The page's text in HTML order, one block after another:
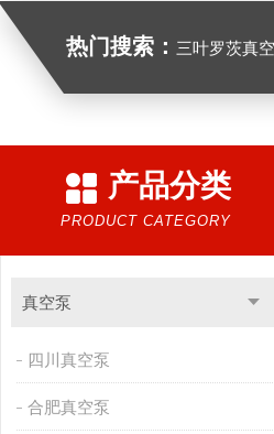
热门搜索： 三叶罗茨真
产品分类
PRODUCT CATEGORY
真空泵
四川真空泵
合肥真空泵